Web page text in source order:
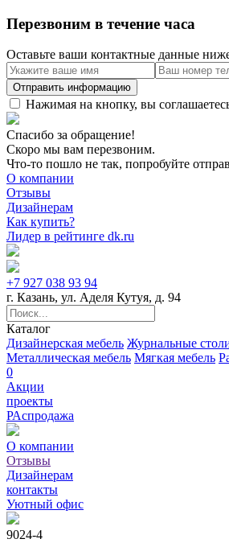
Перезвоним в течение часа
Оставьте ваши контактные данные
Нажимая на кнопку, вы
Спасибо за обращение!
Скоро мы вам перезвоним.
Что-то пошло не так, попробуйте
О компании
Отзывы
Дизайнерам
Как купить?
Лидер в рейтинге dk.ru
+7 927 038 93 94
г. Казань, ул. Аделя Кутуя, д. 94
Каталог
Дизайнерская мебель Журнальные
Металлическая мебель Мягкая мебель
0
Акции
проекты
РАспродажа
О компании
Отзывы
Дизайнерам
контакты
Уютный офис
9024-4